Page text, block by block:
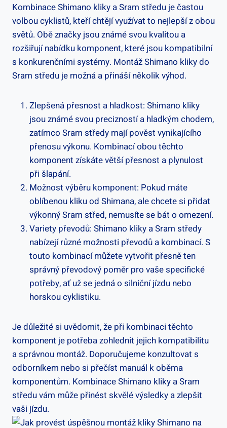
Kombinace Shimano kliky a Sram středu je častou
volbou ⁢cyklistů, kteří chtějí využívat‌ to nejlepší z ‌obou
světů. Obě značky jsou známé​ svou kvalitou a⁤
rozšiřují nabídku komponent,⁢ které jsou kompatibilní​
s konkurenčními systémy. Montáž Shimano kliky do
Sram středu je možná a přináší několik výhod.
Zlepšená přesnost ⁣a hladkost: Shimano kliky​
jsou známé svou precizností a ​hladkým chodem,
⁢zatímco Sram středy mají pověst vynikajícího
přenosu výkonu. Kombinací obou těchto ​
komponent získáte ⁢větší přesnost a⁤ plynulost⁢
při šlapání.
Možnost výběru komponent: Pokud‍ máte⁤
oblíbenou kliku od ​Shimana, ale chcete ⁢si ​přidat
výkonný Sram střed, nemusíte se bát o⁤ omezení.
Variety převodů: Shimano kliky a Sram⁢ středy
nabízejí různé‌ možnosti převodů‍ a ⁢kombinací. S
touto kombinací můžete vytvořit přesně ten
správný převodový ‍poměr pro vaše specifické⁢
potřeby,⁤ ať už se jedná o ⁢silniční ⁢jízdu nebo
horskou​ cyklistiku.
Je důležité‍ si‌ uvědomit, že při ⁢kombinaci těchto
komponent je⁤ potřeba zohlednit ⁣jejich ​kompatibilitu
a správnou montáž. Doporučujeme konzultovat s
odborníkem nebo si přečíst ⁣manuál k oběma ​
komponentům. Kombinace⁣ Shimano kliky a ‌Sram
‍středu vám může přinést skvělé výsledky a zlepšit
vaši ⁤jízdu.